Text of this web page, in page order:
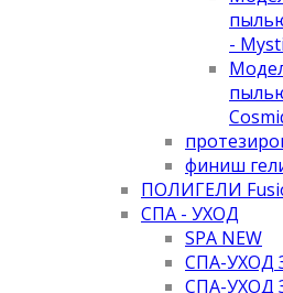
-
финиш
ПОЛИГЕЛИ
СПА - УХОД
SPA NEW
СПА-УХОД
СПА-УХОД